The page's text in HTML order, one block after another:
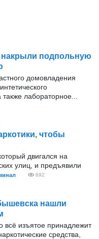
подпольную
домовладения
лабораторное...
чтобы
двигался на
улиц, и предъявили
692
нашли
всё изъятое принадлежит
средства,